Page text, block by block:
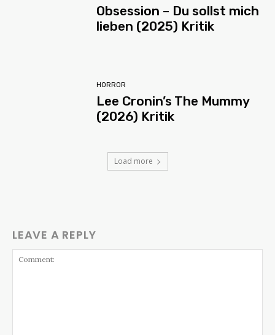
Obsession – Du sollst mich
lieben (2025) Kritik
HORROR
Lee Cronin’s The Mummy
(2026) Kritik
Load more
LEAVE A REPLY